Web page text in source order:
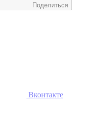
Поделиться
Вконтакте